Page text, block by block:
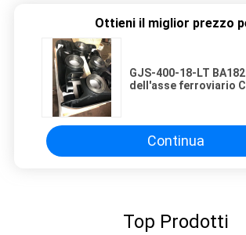
Ottieni il miglior prezzo
GJS-400-18-LT
dell'asse ferroviario
Continua
Top Prodotti